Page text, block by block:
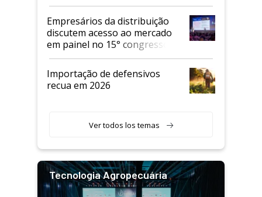
Empresários da distribuição
discutem acesso ao mercado
em painel no 15° congresso
Andav
Importação de defensivos
recua em 2026
Ver todos los temas
Tecnologia Agropecuária